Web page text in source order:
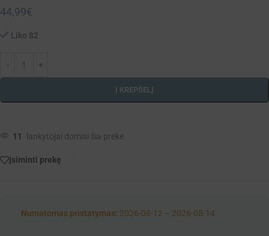
44,99€
Liko 82
Į KREPŠELĮ
11 lankytojai domisi šia preke
Įsiminti prekę
Numatomas pristatymas: 2026-08-12 – 2026-08-14